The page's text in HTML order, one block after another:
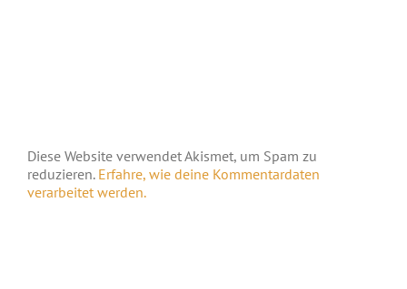
Diese Website verwendet Akismet, um Spam zu
reduzieren. Erfahre, wie deine Kommentardaten
verarbeitet werden.